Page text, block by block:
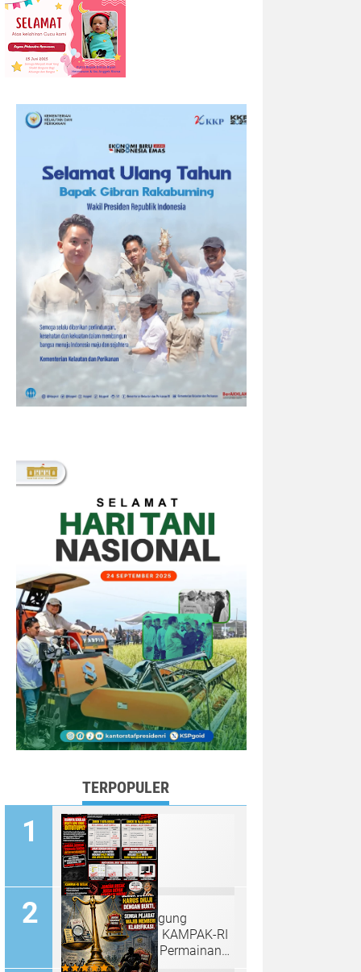
TERPOPULER
SPMB atau Panggung
Manipulasi? LSM KAMPAK-RI
Bongkar Dugaan Permainan
Titik Koordinat di SMKN 1 dan